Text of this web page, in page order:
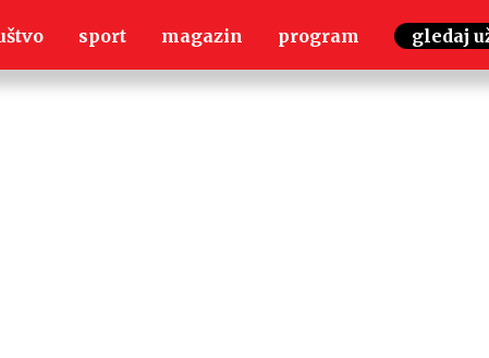
sport magazin program gledaj